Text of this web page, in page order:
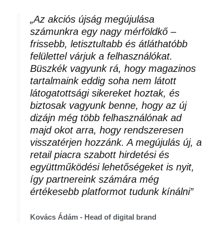
„Az akciós újság megújulása
számunkra egy nagy mérföldkő –
frissebb, letisztultabb és átláthatóbb
felülettel várjuk a felhasználókat.
Büszkék vagyunk rá, hogy magazinos
tartalmaink eddig soha nem látott
látogatottsági sikereket hoztak, és
biztosak vagyunk benne, hogy az új
dizájn még több felhasználónak ad
majd okot arra, hogy rendszeresen
visszatérjen hozzánk. A megújulás új, a
retail piacra szabott hirdetési és
együttműködési lehetőségeket is nyit,
így partnereink számára még
értékesebb platformot tudunk kínálni”
Kovács Ádám - Head of digital brand